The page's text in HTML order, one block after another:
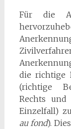
Für die
die richtige
(richtige
Rechts
Einzelfall)
au fond).